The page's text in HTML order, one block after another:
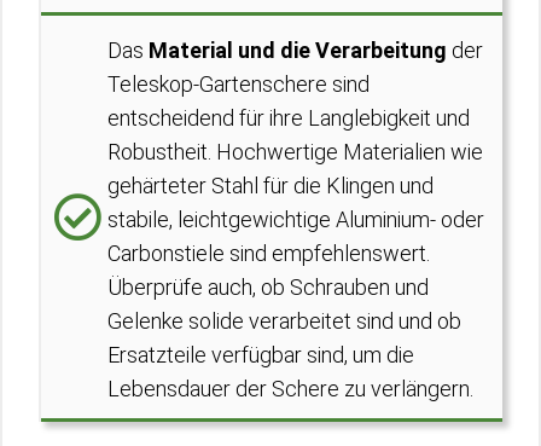
Das Material und die Verarbeitung der
Teleskop-Gartenschere sind
entscheidend für ihre Langlebigkeit und
Robustheit. Hochwertige Materialien wie
gehärteter Stahl für die Klingen und
stabile, leichtgewichtige Aluminium- oder
Carbonstiele sind empfehlenswert.
Überprüfe auch, ob Schrauben und
Gelenke solide verarbeitet sind und ob
Ersatzteile verfügbar sind, um die
Lebensdauer der Schere zu verlängern.